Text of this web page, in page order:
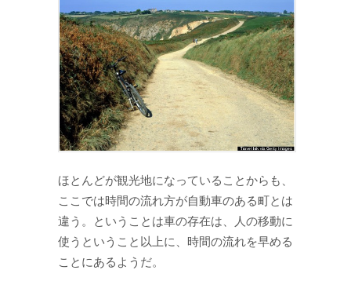
ほとんどが観光地になっていることからも、
ここでは時間の流れ方が自動車のある町とは
違う。ということは車の存在は、人の移動に
使うということ以上に、時間の流れを早める
ことにあるようだ。